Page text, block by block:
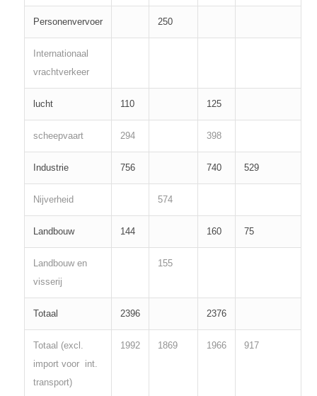
Personenvervoer 250
Internationaal
vrachtverkeer
lucht 110 125
scheepvaart 294 398
Industrie 756 740 529
Nijverheid 574
Landbouw 144 160 75
Landbouw en
visserij
155
Totaal 2396 2376
Totaal (excl.
import voor int.
transport)
1992 1869 1966 917